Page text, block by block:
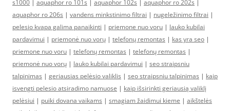
s1000 | aquaphor ro 101s | aquaphor 102s | aquaphor ro 202s |
aquaphor ro 206s | vandens minkstinimo filtrai | nugeležinimo filtrai |
pelesio kvapa galima panaikinti | priemone nuo voru | lauko kubilai
pardavimui | priemonė nuo vorų | telefonų remontas | kas yra seo |
priemone nuo voru | telefonų remontas | telefonų remontas |
priemonė nuo vorų | lauko kubilai pardavimui | seo straipsniu
talpinimas | geriausias pelėsio valiklis | seo straipsniu talpinimas | kaip
isvengti pelesio atsiradimo namuose | kaip išsirinkti geriausią valiklį
pelėsiui | puiki dovana vaikams | smagiam žaidimui kieme | aikštelės